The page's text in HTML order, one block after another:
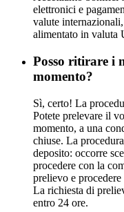
elettronici e
valute
alimentato in valuta
Posso ritirare i
momento?
Sì, certo! La
Potete prelevare il
momento, a una
chiuse. La
deposito: occorre
procedere con la
prelievo e
La richiesta di
entro 24 ore.